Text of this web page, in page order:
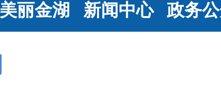
美丽金湖 新闻中心 政务